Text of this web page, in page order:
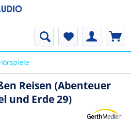
Reisen (Abenteuer
und Erde 29)